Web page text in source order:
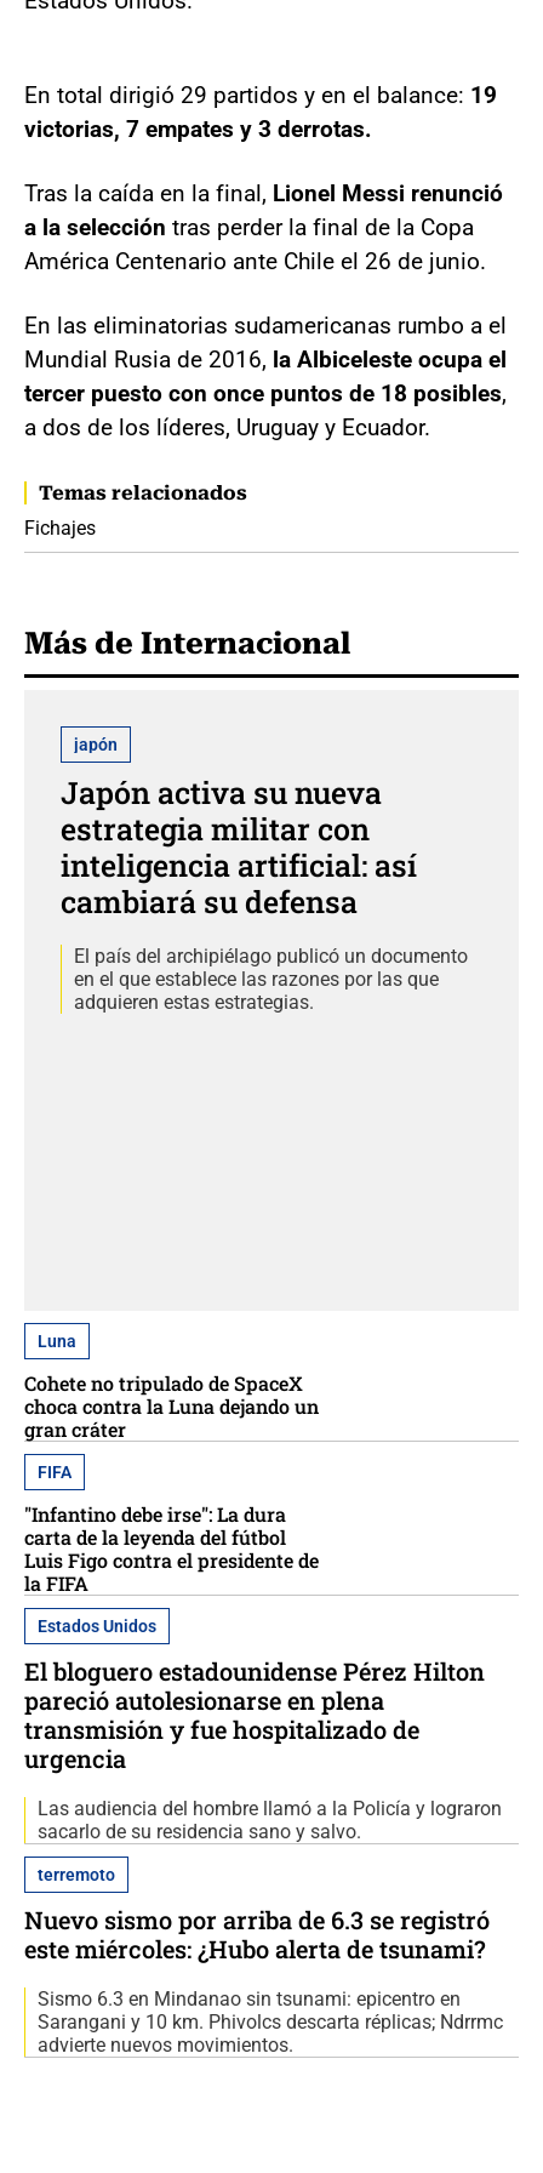
En total dirigió 29 partidos y en el balance: 19
victorias, 7 empates y 3 derrotas.
Tras la caída en la final, Lionel Messi renunció
a la selección tras perder la final de la Copa
América Centenario ante Chile el 26 de junio.
En las eliminatorias sudamericanas rumbo a el
Mundial Rusia de 2016, la Albiceleste ocupa el
tercer puesto con once puntos de 18 posibles,
a dos de los líderes, Uruguay y Ecuador.
Temas relacionados
Fichajes
Más de Internacional
japón
Japón activa su nueva
estrategia militar con
inteligencia artificial: así
cambiará su defensa
El país del archipiélago publicó un documento
en el que establece las razones por las que
adquieren estas estrategias.
Luna
Cohete no tripulado de SpaceX
choca contra la Luna dejando un
gran cráter
FIFA
"Infantino debe irse": La dura
carta de la leyenda del fútbol
Luis Figo contra el presidente de
la FIFA
Estados Unidos
El bloguero estadounidense Pérez Hilton
pareció autolesionarse en plena
transmisión y fue hospitalizado de
urgencia
Las audiencia del hombre llamó a la Policía y lograron
sacarlo de su residencia sano y salvo.
terremoto
Nuevo sismo por arriba de 6.3 se registró
este miércoles: ¿Hubo alerta de tsunami?
Sismo 6.3 en Mindanao sin tsunami: epicentro en
Sarangani y 10 km. Phivolcs descarta réplicas; Ndrrmc
advierte nuevos movimientos.